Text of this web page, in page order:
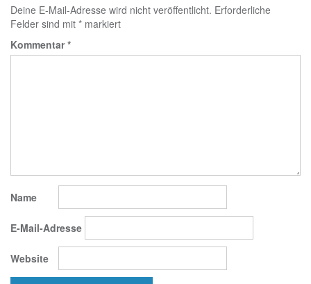
Deine E-Mail-Adresse wird nicht veröffentlicht. Erforderliche
Felder sind mit * markiert
Kommentar*
Name
E-Mail-Adresse
Website